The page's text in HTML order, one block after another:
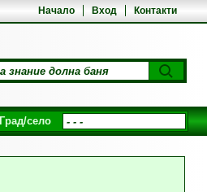
Начало Вход Контакти
Град/село